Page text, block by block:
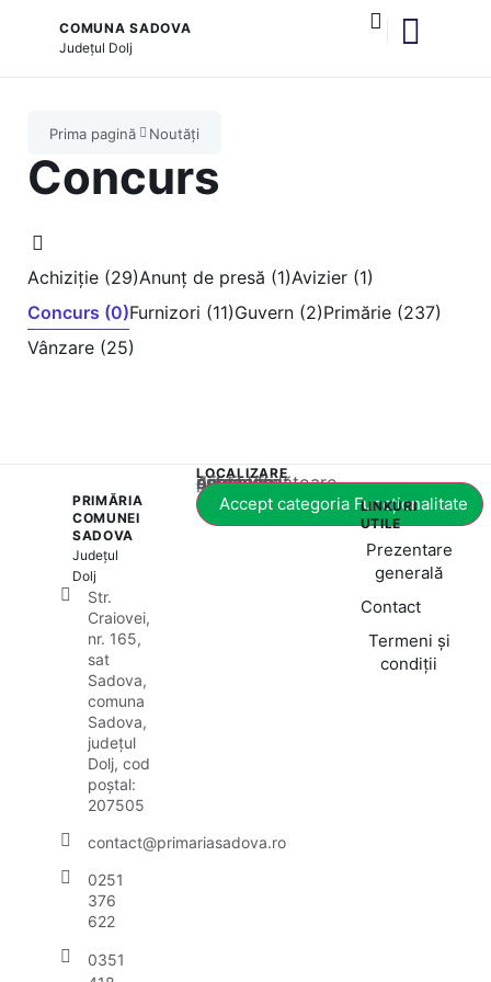
COMUNA SADOVA
Județul Dolj
Prima pagină Noutăți
Concurs
Achiziție (29)Anunț de presă (1)Avizier (1)
Concurs (0)Furnizori (11)Guvern (2)Primărie (237)
Vânzare (25)
PRIMĂRIA
COMUNEI
SADOVA
Județul
Dolj
Str.
Craiovei,
nr. 165,
sat
Sadova,
comuna
Sadova,
județul
Dolj, cod
poștal:
207505
contact@primariasadova.ro
0251
376
622
0351
LOCALIZARE
Acest conținut este blocat până când acceptați categoria corespunzătoare de cookie-uri.
Accept categoria Funcționalitate
LINKURI
UTILE
Prezentare
generală
Contact
Termeni și
condiții